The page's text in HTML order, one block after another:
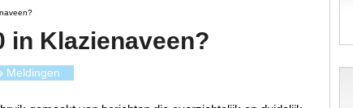
in Klazienaveen?
Meldingen